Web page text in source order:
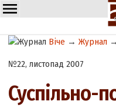
Віче →Журнал →
№22, листопад 2007
Суспільно-